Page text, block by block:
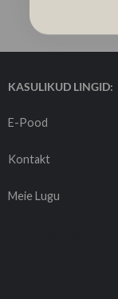
KASULIKUD LINGID:
E-Pood
Kontakt
Meie Lugu